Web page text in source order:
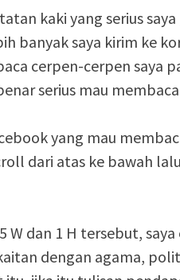
kaki yang serius
banyak saya kirim ke
cerpen-cerpen saya
serius mau
yang mau
dari atas ke bawah
W dan 1 H tersebut,
dengan agama,